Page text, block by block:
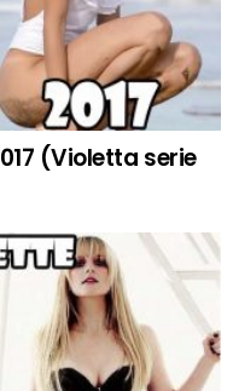
(Violetta serie